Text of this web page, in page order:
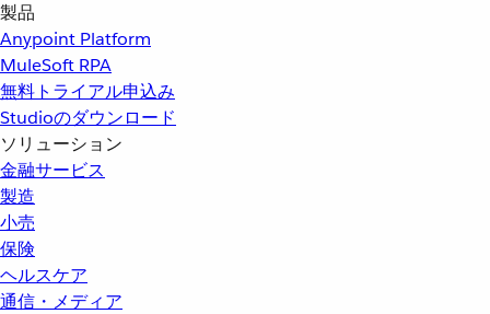
製品
Anypoint Platform
MuleSoft RPA
無料トライアル申込み
Studioのダウンロード
ソリューション
金融サービス
製造
小売
保険
ヘルスケア
通信・メディア